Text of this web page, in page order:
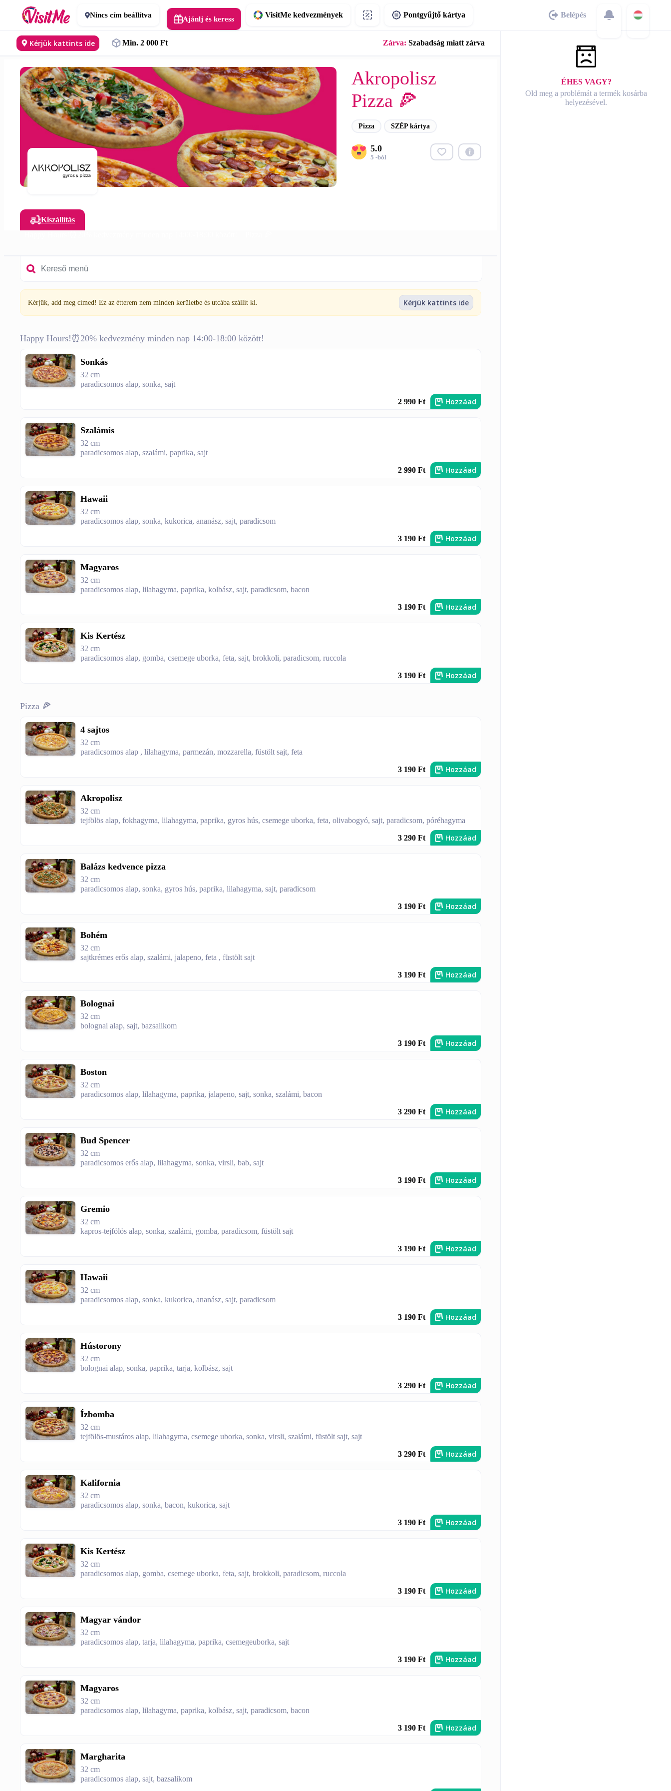
Nincs cím beállítva Ajánlj és keress VisitMe kedvezmények Pontgyűjtő kártya Belépés
Kérjük kattints ide Min. 2 000 Ft Zárva: Szabadság miatt zárva
ÉHES VAGY?
Old meg a problémát a termék kosárba
helyezésével.
Akropolisz
Pizza 🍕
Pizza SZÉP kártya
5.0
5 -ból
Kiszállítás
Kérjük, add meg címed! Ez az étterem nem minden kerületbe és utcába szállít ki. Kérjük kattints ide
Happy Hours!⏰20% kedvezmény minden nap 14:00-18:00 között!
Sonkás
32 cm
paradicsomos alap, sonka, sajt
2 990 Ft Hozzáad
Szalámis
32 cm
paradicsomos alap, szalámi, paprika, sajt
2 990 Ft Hozzáad
Hawaii
32 cm
paradicsomos alap, sonka, kukorica, ananász, sajt, paradicsom
3 190 Ft Hozzáad
Magyaros
32 cm
paradicsomos alap, lilahagyma, paprika, kolbász, sajt, paradicsom, bacon
3 190 Ft Hozzáad
Kis Kertész
32 cm
paradicsomos alap, gomba, csemege uborka, feta, sajt, brokkoli, paradicsom, ruccola
3 190 Ft Hozzáad
Pizza 🍕
4 sajtos
32 cm
paradicsomos alap , lilahagyma, parmezán, mozzarella, füstölt sajt, feta
3 190 Ft Hozzáad
Akropolisz
32 cm
tejfölös alap, fokhagyma, lilahagyma, paprika, gyros hús, csemege uborka, feta, olivabogyó, sajt, paradicsom, póréhagyma
3 290 Ft Hozzáad
Balázs kedvence pizza
32 cm
paradicsomos alap, sonka, gyros hús, paprika, lilahagyma, sajt, paradicsom
3 190 Ft Hozzáad
Bohém
32 cm
sajtkrémes erős alap, szalámi, jalapeno, feta , füstölt sajt
3 190 Ft Hozzáad
Bolognai
32 cm
bolognai alap, sajt, bazsalikom
3 190 Ft Hozzáad
Boston
32 cm
paradicsomos alap, lilahagyma, paprika, jalapeno, sajt, sonka, szalámi, bacon
3 290 Ft Hozzáad
Bud Spencer
32 cm
paradicsomos erős alap, lilahagyma, sonka, virsli, bab, sajt
3 190 Ft Hozzáad
Gremio
32 cm
kapros-tejfölös alap, sonka, szalámi, gomba, paradicsom, füstölt sajt
3 190 Ft Hozzáad
Hawaii
32 cm
paradicsomos alap, sonka, kukorica, ananász, sajt, paradicsom
3 190 Ft Hozzáad
Hústorony
32 cm
bolognai alap, sonka, paprika, tarja, kolbász, sajt
3 290 Ft Hozzáad
Ízbomba
32 cm
tejfölös-mustáros alap, lilahagyma, csemege uborka, sonka, virsli, szalámi, füstölt sajt, sajt
3 290 Ft Hozzáad
Kalifornia
32 cm
paradicsomos alap, sonka, bacon, kukorica, sajt
3 190 Ft Hozzáad
Kis Kertész
32 cm
paradicsomos alap, gomba, csemege uborka, feta, sajt, brokkoli, paradicsom, ruccola
3 190 Ft Hozzáad
Magyar vándor
32 cm
paradicsomos alap, tarja, lilahagyma, paprika, csemegeuborka, sajt
3 190 Ft Hozzáad
Magyaros
32 cm
paradicsomos alap, lilahagyma, paprika, kolbász, sajt, paradicsom, bacon
3 190 Ft Hozzáad
Margharita
32 cm
paradicsomos alap, sajt, bazsalikom